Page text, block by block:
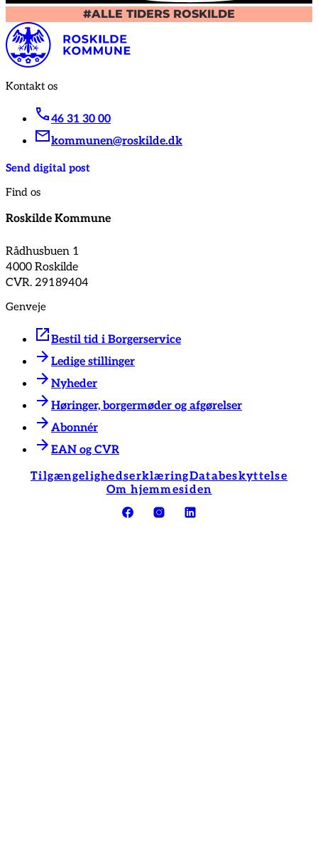
#ALLE TIDERS ROSKILDE
Kontakt os
46 31 30 00
kommunen@roskilde.dk
Send digital post
Find os
Roskilde Kommune
Rådhusbuen 1
4000 Roskilde
CVR. 29189404
Genveje
Bestil tid i Borgerservice
Ledige stillinger
Nyheder
Høringer, borgermøder og afgørelser
Abonnér
EAN og CVR
TilgængelighedserklæringDatabeskyttelse
Om hjemmesiden